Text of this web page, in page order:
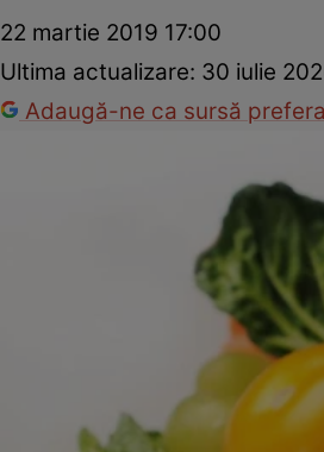
22 martie 2019 17:00
Ultima actualizare: 30 iulie
Adaugă-ne ca sursă